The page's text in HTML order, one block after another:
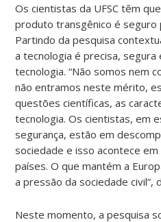
Os cientistas da UFSC têm
produto transgênico é seguro
Partindo da pesquisa
a tecnologia é precisa,
tecnologia. “Não somos nem
não entramos neste mérito,
questões científicas, as
tecnologia. Os cientistas, em
segurança, estão em
sociedade e isso acontece
países. O que mantém a
a pressão da sociedade civil”,
Neste momento, a pesquisa